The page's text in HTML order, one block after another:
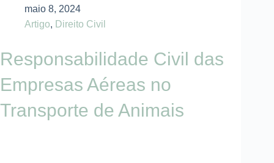
maio 8, 2024
Artigo, Direito Civil
Responsabilidade Civil das
Empresas Aéreas no
Transporte de Animais